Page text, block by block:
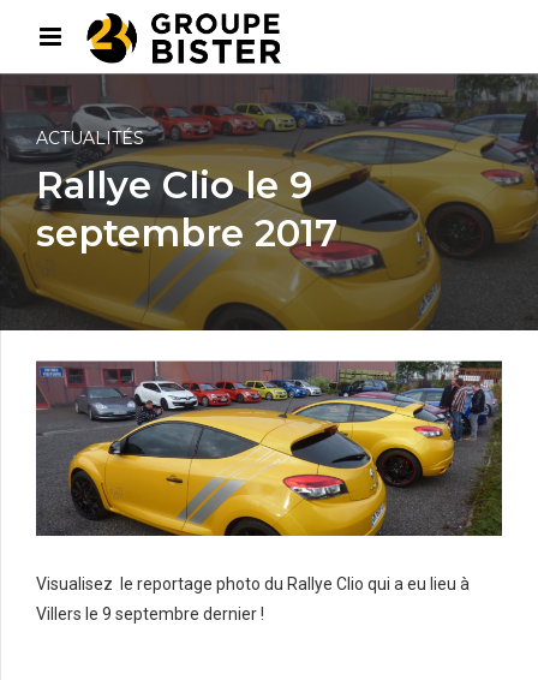
ACTUALITÉS
Rallye Clio le 9
septembre 2017
Visualisez le reportage photo du Rallye Clio qui a eu lieu à
Villers le 9 septembre dernier !